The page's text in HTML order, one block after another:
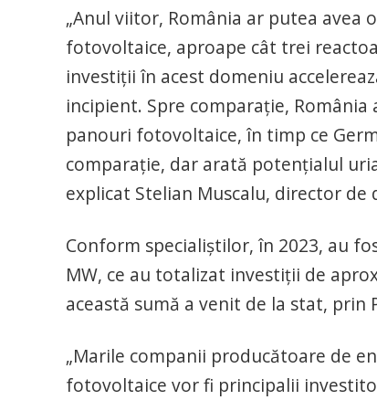
„Anul viitor, România ar putea avea
fotovoltaice, aproape cât trei
investiţii în acest domeniu
incipient. Spre comparaţie,
panouri fotovoltaice, în timp ce
comparaţie, dar arată potenţialul
explicat Stelian Muscalu, director de
Conform specialiştilor, în 2023, au
MW, ce au totalizat investiţii de
această sumă a venit de la stat, prin
„Marile companii producătoare de
fotovoltaice vor fi principalii